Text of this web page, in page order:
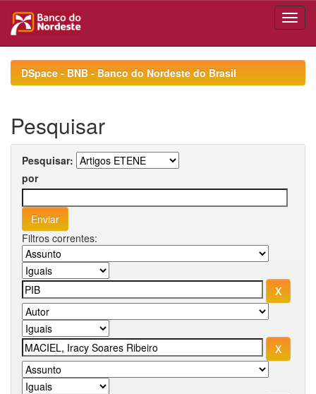
navigationDSpace - BNB - Banco do Nordeste do Brasil
Pesquisar
Pesquisar:
por
Filtros correntes: